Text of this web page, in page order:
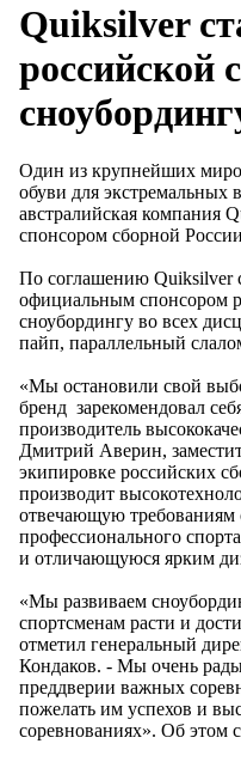
Quiksilver
российской
Один из крупнейших
обуви для экстремальных
австралийская компания
спонсором сборной
По соглашению Quiksilver
официальным спонсором
сноубордингу во всех
пайп, параллельный
«Мы остановили свой
бренд зарекомендовал
производитель
Дмитрий Аверин,
экипировке российских
производит
отвечающую требованиям
профессионального
и отличающуюся ярким
«Мы развиваем
спортсменам расти и
отметил генеральный
Кондаков. - Мы очень
преддверии важных
пожелать им успехов и
соревнованиях». Об этом